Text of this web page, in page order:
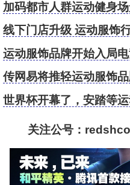
加码都市人群运动健身
系列
线下门店升级 运动服饰
运动服饰品牌开始入局
传网易将推轻运动服饰
轻消费者
世界杯开幕了，安踏等
子公司
关注公号：